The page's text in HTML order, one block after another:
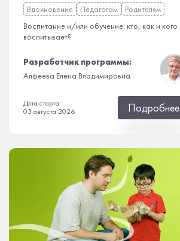
Вдохновение Педагогам
Родителям
Воспитание и/или обучение: кто, как и кого
воспитывает?
Разработчик программы:
Алфеева Елена Владимировна
Дата старта:
03 августа 2026
Подробнее